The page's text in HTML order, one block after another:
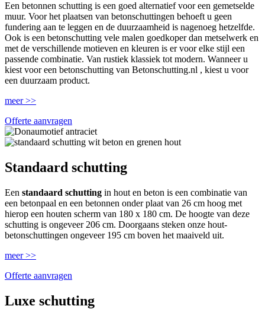
Een betonnen schutting is een goed alternatief voor een gemetselde
muur. Voor het plaatsen van betonschuttingen behoeft u geen
fundering aan te leggen en de duurzaamheid is nagenoeg hetzelfde.
Ook is een betonschutting vele malen goedkoper dan metselwerk en
met de verschillende motieven en kleuren is er voor elke stijl een
passende combinatie. Van rustiek klassiek tot modern. Wanneer u
kiest voor een betonschutting van Betonschutting.nl , kiest u voor
een duurzaam product.
meer >>
Offerte aanvragen
Standaard schutting
Een standaard schutting in hout en beton is een combinatie van
een betonpaal en een betonnen onder plaat van 26 cm hoog met
hierop een houten scherm van 180 x 180 cm. De hoogte van deze
schutting is ongeveer 206 cm. Doorgaans steken onze hout-
betonschuttingen ongeveer 195 cm boven het maaiveld uit.
meer >>
Offerte aanvragen
Luxe schutting